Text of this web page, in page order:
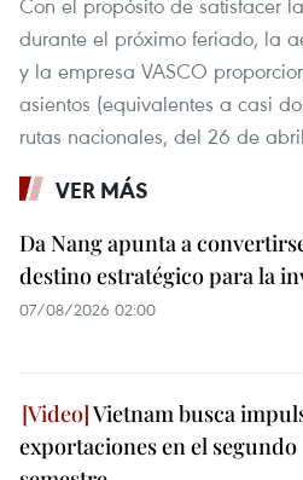
durante el próximo feriado, la
y la empresa VASCO
asientos (equivalentes a casi
rutas nacionales, del 26 de
VER MÁS
Da Nang apunta a
destino estratégico para la
07/08/2026 02:00
Vietnam busca
exportaciones en el segundo